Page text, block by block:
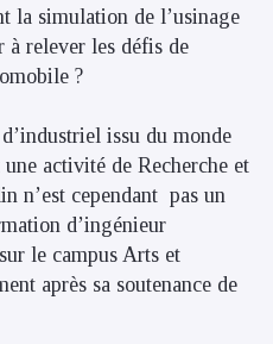
la simulation de l’usinage
relever les défis de
?
issu du monde
activité de Recherche et
n’est cependant pas un
d’ingénieur
le campus Arts et
après sa soutenance de